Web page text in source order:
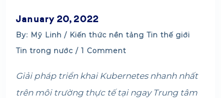
January 20, 2022
By: Mỹ Linh / Kiến thức nền tảng Tin thế giới
Tin trong nước / 1 Comment
Giải pháp triển khai Kubernetes nhanh nhất
trên môi trường thực tế tại ngay Trung tâm